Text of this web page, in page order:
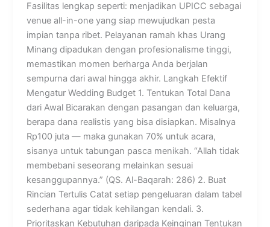
Fasilitas lengkap seperti: menjadikan UPICC sebagai
venue all-in-one yang siap mewujudkan pesta
impian tanpa ribet. Pelayanan ramah khas Urang
Minang dipadukan dengan profesionalisme tinggi,
memastikan momen berharga Anda berjalan
sempurna dari awal hingga akhir. Langkah Efektif
Mengatur Wedding Budget 1. Tentukan Total Dana
dari Awal Bicarakan dengan pasangan dan keluarga,
berapa dana realistis yang bisa disiapkan. Misalnya
Rp100 juta — maka gunakan 70% untuk acara,
sisanya untuk tabungan pasca menikah. “Allah tidak
membebani seseorang melainkan sesuai
kesanggupannya.” (QS. Al-Baqarah: 286) 2. Buat
Rincian Tertulis Catat setiap pengeluaran dalam tabel
sederhana agar tidak kehilangan kendali. 3.
Prioritaskan Kebutuhan daripada Keinginan Tentukan